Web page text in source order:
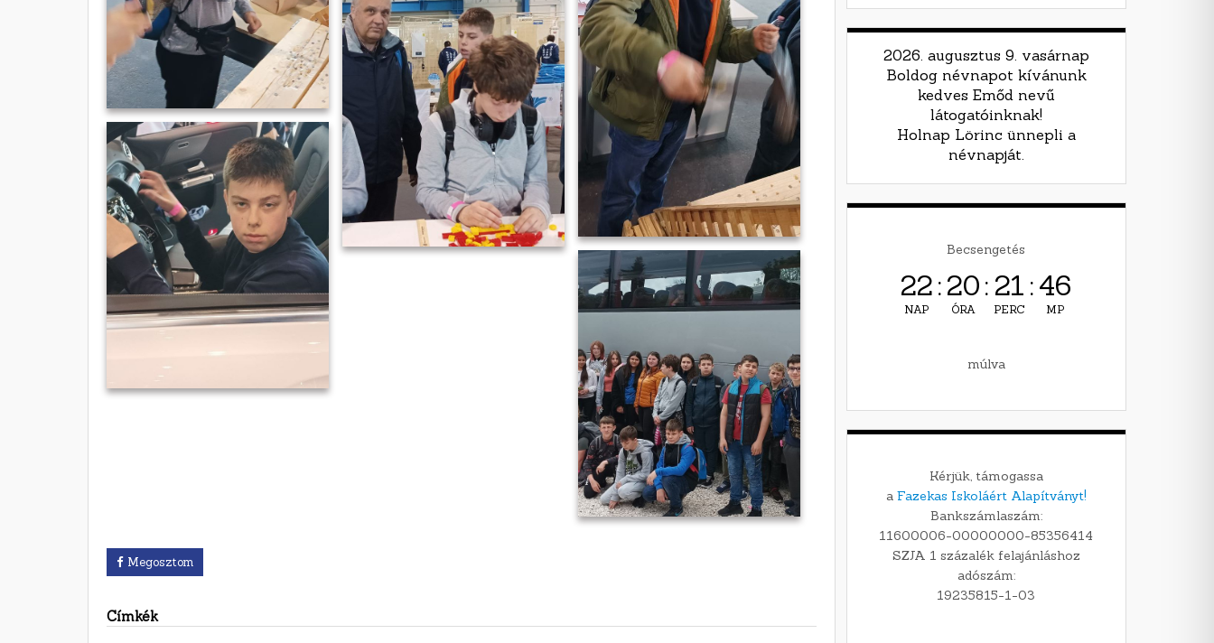
Megosztom
Címkék
2026. augusztus 9. vasárnap
Boldog névnapot kívánunk
kedves Emőd nevű
látogatóinknak!
Holnap Lörinc ünnepli a
névnapját.
Becsengetés
22
NAP
:20
ÓRA
: 21
PERC
:45
MP
múlva
Kérjük, támogassa
a Fazekas Iskoláért Alapítványt!
Bankszámlaszám:
11600006-00000000-85356414
SZJA 1 százalék felajánláshoz
adószám:
19235815-1-03